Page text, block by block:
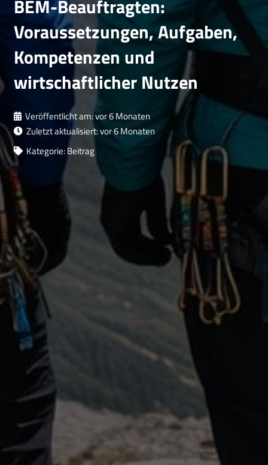
BEM-Beauftragten:
Voraussetzungen, Aufgaben,
Kompetenzen und
wirtschaftlicher Nutzen
Veröffentlicht am:vor 6 Monaten
Zuletzt aktualisiert:vor 6 Monaten
Kategorie:Beitrag